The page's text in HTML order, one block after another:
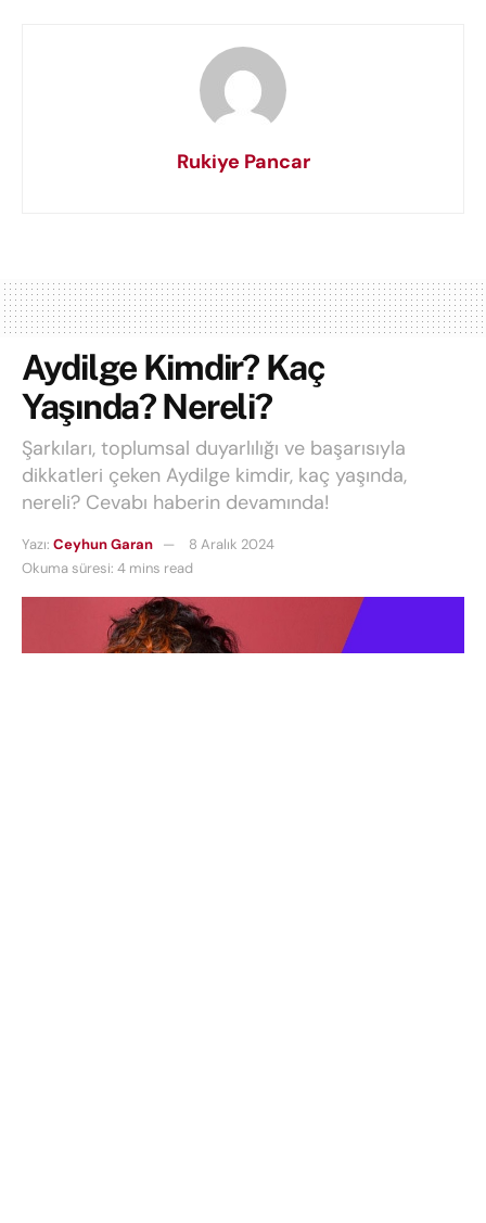
Rukiye Pancar
Aydilge Kimdir? Kaç
Yaşında? Nereli?
Şarkıları, toplumsal duyarlılığı ve başarısıyla
dikkatleri çeken Aydilge kimdir, kaç yaşında,
nereli? Cevabı haberin devamında!
Yazı: Ceyhun Garan
8 Aralık 2024
Okuma süresi: 4 mins read